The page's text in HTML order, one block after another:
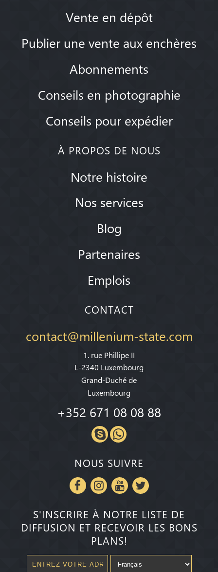
Vente en dépôt
Publier une vente aux enchères
Abonnements
Conseils en photographie
Conseils pour expédier
À PROPOS DE NOUS
Notre histoire
Nos services
Blog
Partenaires
Emplois
CONTACT
contact@millenium-state.com
1. rue Phillipe II
L-2340 Luxembourg
Grand-Duché de
Luxembourg
+352 671 08 08 88
NOUS SUIVRE
S'INSCRIRE À NOTRE LISTE DE
DIFFUSION ET RECEVOIR LES BONS
PLANS!